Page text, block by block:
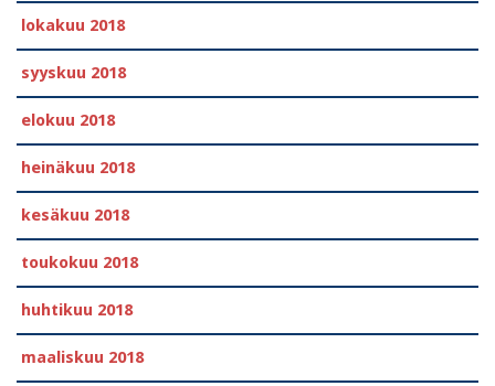
lokakuu 2018
syyskuu 2018
elokuu 2018
heinäkuu 2018
kesäkuu 2018
toukokuu 2018
huhtikuu 2018
maaliskuu 2018